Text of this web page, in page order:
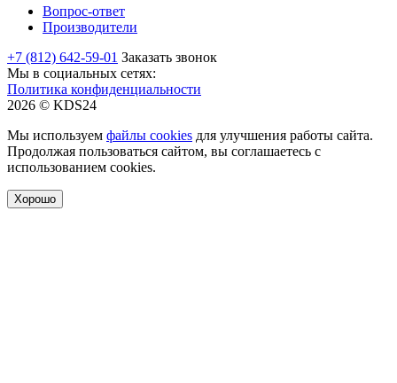
Вопрос-ответ
Производители
+7 (812) 642-59-01 Заказать звонок
Мы в социальных сетях:
Политика конфиденциальности
2026 © KDS24
Мы используем файлы cookies для улучшения работы сайта.
Продолжая пользоваться сайтом, вы соглашаетесь с
использованием cookies.
Хорошо